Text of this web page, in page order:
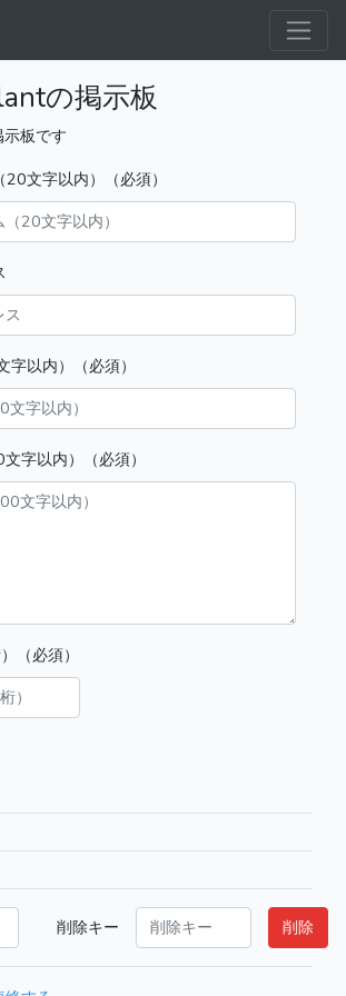
の掲示板
板です
文字以内）（必須）
字以内）（必須）
字以内）（必須）
（必須）
削除キー 削除